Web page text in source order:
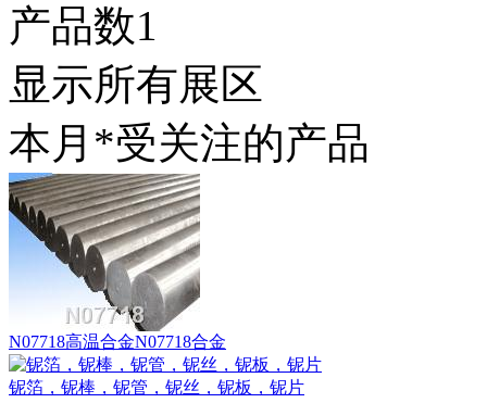
产品数1
显示所有展区
本月*受关注的产品
N07718高温合金N07718合金
铌箔，铌棒，铌管，铌丝，铌板，铌片